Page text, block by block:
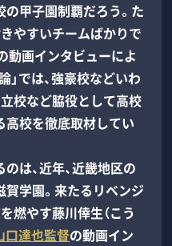
甲子園制覇だろう。た
やすいチームばかりで
動画インタビューによ
」では、強豪校などいわ
校など脇役として高校
校を徹底取材してい
は、近年、近畿地区の
学園。来たるリベンジ
燃やす藤川倖生（こう
口達也監督の動画イン